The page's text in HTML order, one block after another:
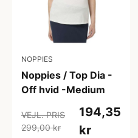
NOPPIES
Noppies / Top Dia -
Off hvid -Medium
VEJL. PRIS
299,00 kr
194,35
kr